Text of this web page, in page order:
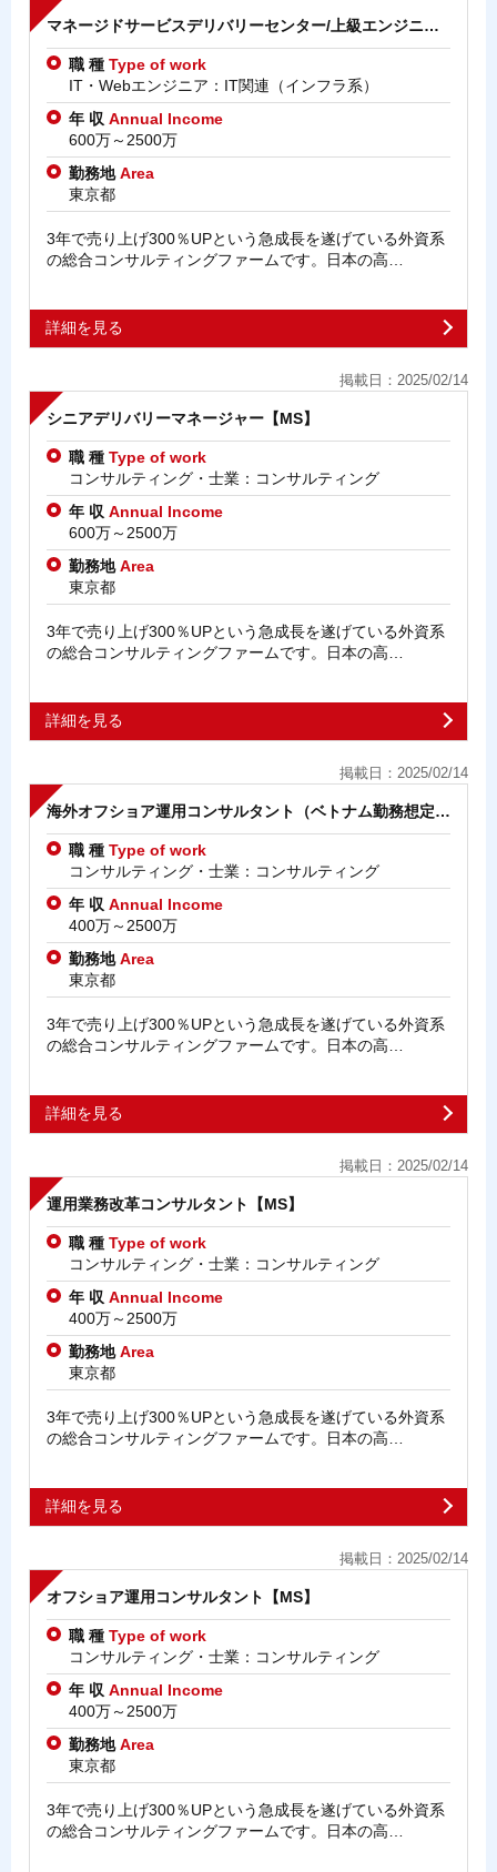
マネージドサービスデリバリーセンター/上級エンジニ…
職 種 Type of work
IT・Webエンジニア：IT関連（インフラ系）
年 収 Annual Income
600万～2500万
勤務地Area
東京都
3年で売り上げ300％UPという急成長を遂げている外資系
の総合コンサルティングファームです。日本の高…
詳細を見る
掲載日：2025/02/14
シニアデリバリーマネージャー【MS】
職 種 Type of work
コンサルティング・士業：コンサルティング
年 収 Annual Income
600万～2500万
勤務地Area
東京都
3年で売り上げ300％UPという急成長を遂げている外資系
の総合コンサルティングファームです。日本の高…
詳細を見る
掲載日：2025/02/14
海外オフショア運用コンサルタント（ベトナム勤務想定…
職 種 Type of work
コンサルティング・士業：コンサルティング
年 収 Annual Income
400万～2500万
勤務地Area
東京都
3年で売り上げ300％UPという急成長を遂げている外資系
の総合コンサルティングファームです。日本の高…
詳細を見る
掲載日：2025/02/14
運用業務改革コンサルタント【MS】
職 種 Type of work
コンサルティング・士業：コンサルティング
年 収 Annual Income
400万～2500万
勤務地Area
東京都
3年で売り上げ300％UPという急成長を遂げている外資系
の総合コンサルティングファームです。日本の高…
詳細を見る
掲載日：2025/02/14
オフショア運用コンサルタント【MS】
職 種 Type of work
コンサルティング・士業：コンサルティング
年 収 Annual Income
400万～2500万
勤務地Area
東京都
3年で売り上げ300％UPという急成長を遂げている外資系
の総合コンサルティングファームです。日本の高…